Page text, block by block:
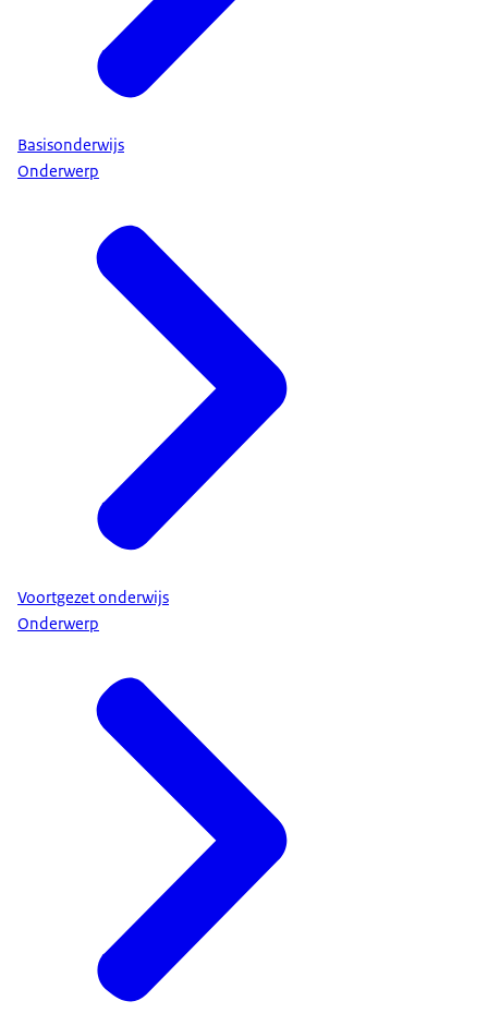
Basisonderwijs
Onderwerp
Voortgezet onderwijs
Onderwerp